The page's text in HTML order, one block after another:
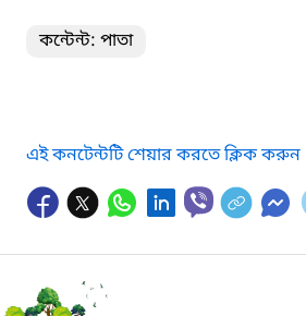
কন্টেন্ট: পাতা
এই কনটেন্টটি শেয়ার করতে ক্লিক করুন